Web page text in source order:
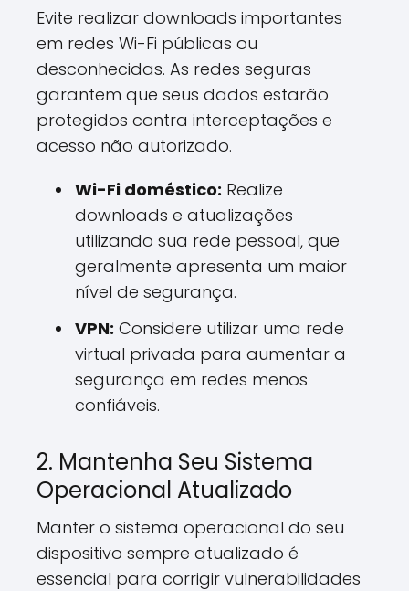
Evite realizar downloads importantes
em redes Wi-Fi públicas ou
desconhecidas. As redes seguras
garantem que seus dados estarão
protegidos contra interceptações e
acesso não autorizado.
Wi-Fi doméstico: Realize
downloads e atualizações
utilizando sua rede pessoal, que
geralmente apresenta um maior
nível de segurança.
VPN: Considere utilizar uma rede
virtual privada para aumentar a
segurança em redes menos
confiáveis.
2. Mantenha Seu Sistema
Operacional Atualizado
Manter o sistema operacional do seu
dispositivo sempre atualizado é
essencial para corrigir vulnerabilidades